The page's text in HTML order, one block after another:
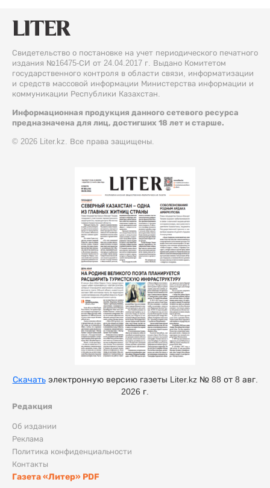
Свидетельство о постановке на учет периодического печатного
издания №16475-СИ от 24.04.2017 г. Выдано Комитетом
государственного контроля в области связи, информатизации
и средств массовой информации Министерства информации и
коммуникации Республики Казахстан.
Информационная продукция данного сетевого ресурса
предназначена для лиц, достигших 18 лет и старше.
© 2026 Liter.kz. Все права защищены.
Редакция
Об издании
Реклама
Политика конфиденциальности
Контакты
Газета «Литер» PDF
Скачатьэлектронную версию газеты Liter.kz № 88 от 8 авг.
2026 г.